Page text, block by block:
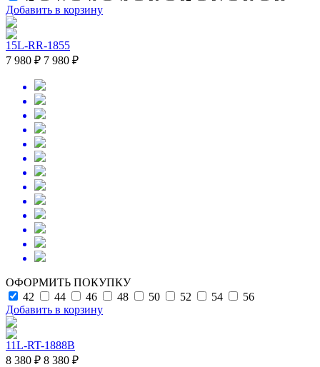
Добавить в корзину
15L-RR-1855
7 980 ₽ 7 980 ₽
ОФОРМИТЬ ПОКУПКУ
42
44 46 48 50 52 54
56
Добавить в корзину
11L-RT-1888B
8 380 ₽ 8 380 ₽